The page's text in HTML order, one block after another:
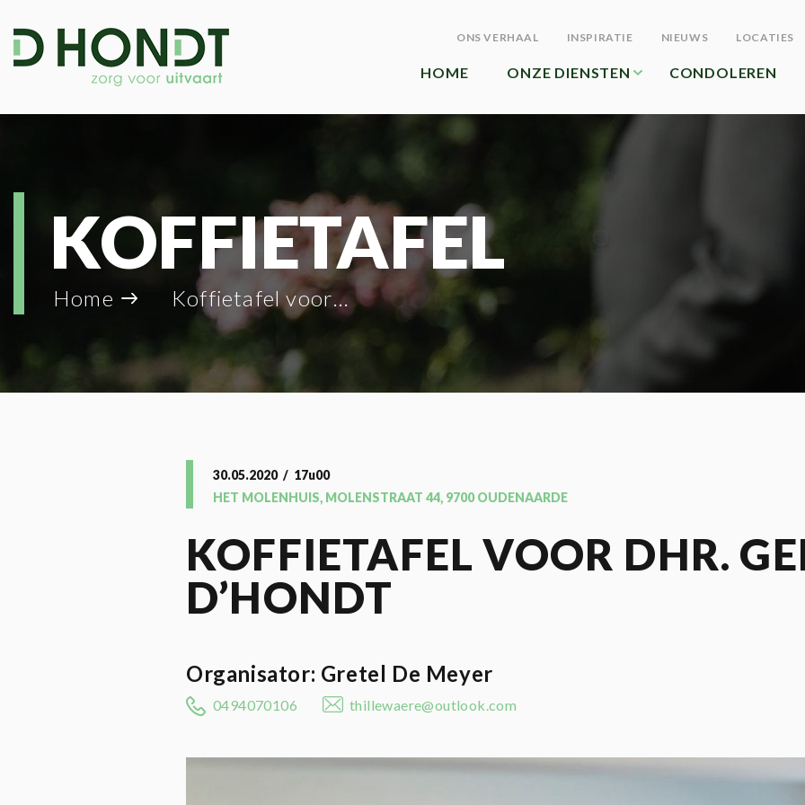
ONS VERHAAL INSPIRATIE NIEUWS LOCATIES
HOME ONZE DIENSTEN CONDOLEREN
KOFFIETAFEL
Home Koffietafel voor Dhr. Geert D’hondt
30.05.2020 / 17u00
HET MOLENHUIS, MOLENSTRAAT 44, 9700 OUDENAARDE
KOFFIETAFEL VOOR DHR.
D’HONDT
Organisator: Gretel De Meyer
0494070106 thillewaere@outlook.com